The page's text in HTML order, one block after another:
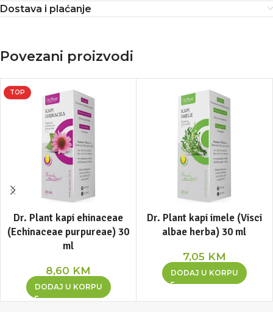
Dostava i plaćanje
Povezani proizvodi
TOP
Dr. Plant kapi ehinaceae
(Echinaceae purpureae) 30
ml
8,60 KM
DODAJ U KORPU
Dr. Plant kapi imele (Visci
albae herba) 30 ml
7,05 KM
DODAJ U KORPU